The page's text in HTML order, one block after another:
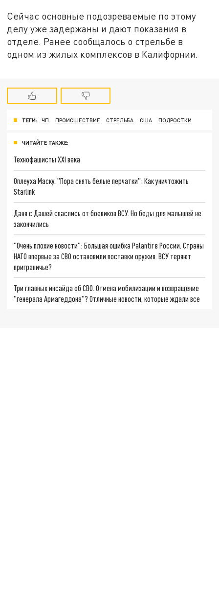
Сейчас основные подозреваемые по этому
делу уже задержаны и дают показания в
отделе. Ранее сообщалось о стрельбе в
одном из жилых комплексов в Калифорнии.
ТЕГИ: ЧП ПРОИСШЕСТВИЕ СТРЕЛЬБА США ПОДРОСТКИ
ЧИТАЙТЕ ТАКЖЕ:
Технофашисты XXI века
Оплеуха Маску. "Пора снять белые перчатки": Как уничтожить
Starlink
Даня с Дашей спаслись от боевиков ВСУ. Но беды для малышей не
закончились
"Очень плохие новости": Большая ошибка Palantir в России. Страны
НАТО впервые за СВО остановили поставки оружия. ВСУ теряют
приграничье?
Три главных инсайда об СВО. Отмена мобилизации и возвращение
"генерала Армагеддона"? Отличные новости, которые ждали все